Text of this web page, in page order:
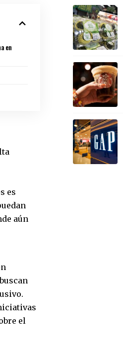
en
es
aún
el